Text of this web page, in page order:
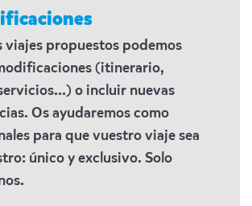
viajes propuestos podemos
(itinerario,
o incluir nuevas
Os ayudaremos como
para que vuestro viaje sea
único y exclusivo. Solo